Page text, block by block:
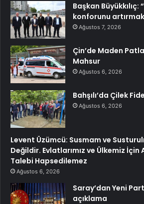
Başkan Büyükkılıç:
konforunu
Ağustos 7, 2026
Çin’de Maden
Mahsur
Ağustos 6, 2026
Bahşılı’da Çilek
Ağustos 6, 2026
Levent Üzümcü: Susmam ve
Değildir. Evlatlarımız ve Ülkemiz İçin
Talebi Hapsedilemez
Ağustos 6, 2026
Saray’dan Yeni
açıklama